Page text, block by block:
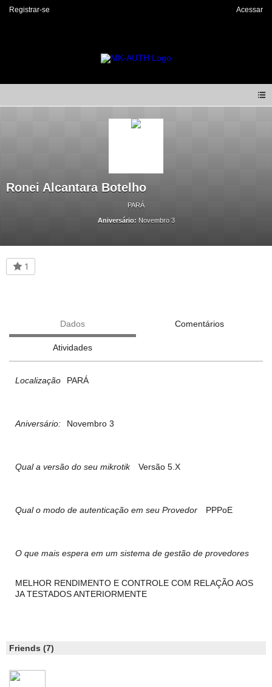
Registrar-se Acessar
Ronei Alcantara Botelho
PARÁ
Aniversário: Novembro 3
1
Dados Comentários
Atividades
Localização PARÁ
Aniversário: Novembro 3
Qual a versão do seu mikrotik Versão 5.X
Qual o modo de autenticação em seu Provedor PPPoE
O que mais espera em um sistema de gestão de provedores
MELHOR RENDIMENTO E CONTROLE COM RELAÇÃO AOS
JA TESTADOS ANTERIORMENTE
Friends (7)